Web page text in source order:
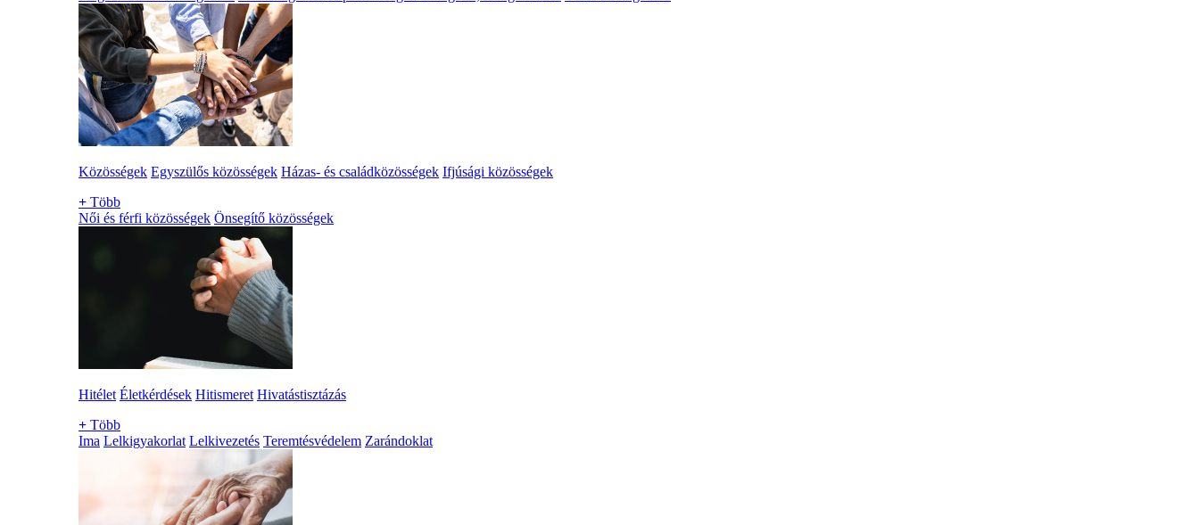
Közösségek Egyszülős közösségek Házas- és családközösségek Ifjúsági közösségek
+ Több
Női és férfi közösségek Önsegítő közösségek
Hitélet Életkérdések Hitismeret Hivatástisztázás
+ Több
Ima Lelkigyakorlat Lelkivezetés Teremtésvédelem Zarándoklat